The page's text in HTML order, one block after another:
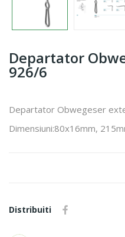
Departator
926/6
Departator Obwegeser
Dimensiuni:80x16mm,
Distribuiti